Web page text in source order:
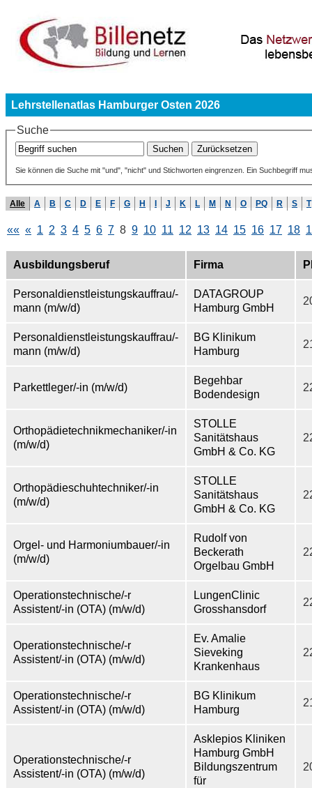
Lehrstellenatlas Hamburger Osten 2026
Suche
Sie können die Suche mit "und", "nicht" und Stichworten eingrenzen. Ein Suchbegriff
Alle A B C D E F G H J K L M N O PQ R S T
«« « 1 2 3 4 5 6 7 8 9 10 11 12 13 14 15 16 17 18
Ausbildungsberuf Firma
Personaldienstleistungskauffrau/-
mann (m/w/d)
DATAGROUP
Hamburg GmbH
Personaldienstleistungskauffrau/-
mann (m/w/d)
BG Klinikum
Hamburg
Parkettleger/-in (m/w/d)
Begehbar
Bodendesign
Orthopädietechnikmechaniker/-in
(m/w/d)
STOLLE
Sanitätshaus
GmbH & Co. KG
Orthopädieschuhtechniker/-in
(m/w/d)
STOLLE
Sanitätshaus
GmbH & Co. KG
Orgel- und Harmoniumbauer/-in
(m/w/d)
Rudolf von
Beckerath
Orgelbau GmbH
Operationstechnische/-r
Assistent/-in (OTA) (m/w/d)
LungenClinic
Grosshansdorf
Operationstechnische/-r
Assistent/-in (OTA) (m/w/d)
Ev. Amalie
Sieveking
Krankenhaus
Operationstechnische/-r
Assistent/-in (OTA) (m/w/d)
BG Klinikum
Hamburg
Operationstechnische/-r
Assistent/-in (OTA) (m/w/d)
Asklepios Kliniken
Hamburg GmbH
Bildungszentrum
für